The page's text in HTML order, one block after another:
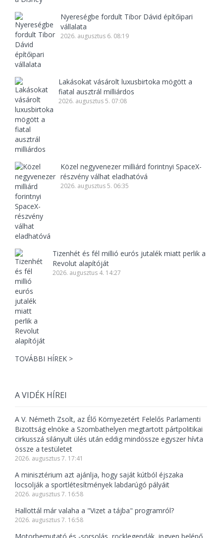
Nyereségbe fordult Tibor Dávid építőipari
vállalata
2026. augusztus 6. 08:19
Lakásokat vásárolt luxusbirtoka mögött a
fiatal ausztrál milliárdos
2026. augusztus 5. 07:08
Közel negyvenezer milliárd forintnyi SpaceX-
részvény válhat eladhatóvá
2026. augusztus 5. 06:35
Tizenhét és fél millió eurós jutalék miatt perlik a
Revolut alapítóját
2026. augusztus 4. 14:27
TOVÁBBI HÍREK >
A VIDÉK HÍREI
A V. Németh Zsolt, az Élő Környezetért Felelős Parlamenti
Bizottság elnöke a Szombathelyen megtartott pártpolitikai
cirkusszá silányult ülés után eddig mindössze egyszer hívta
össze a testületet
2026. augusztus 7. 17:41
A minisztérium azt ajánlja, hogy saját kútból éjszaka
locsolják a sportlétesítmények labdarúgó pályáit
2026. augusztus 7. 16:58
Hallottál már valaha a "Vizet a tájba" programról?
2026. augusztus 7. 16:58
Motorbemutató és -sorsolás, rocklegendák, ingyen belépő